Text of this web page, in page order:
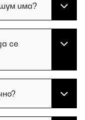
има?
се